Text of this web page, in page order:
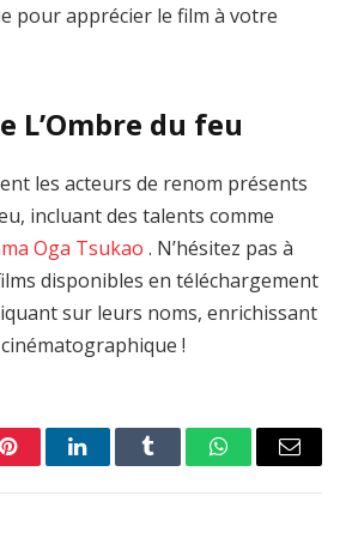
pour apprécier le film à votre
L’Ombre du feu
les acteurs de renom présents
incluant des talents comme
Oga Tsukao . N’hésitez pas à
disponibles en téléchargement
sur leurs noms, enrichissant
!
PinterestLinkedInTumblr WhatsAppEmail